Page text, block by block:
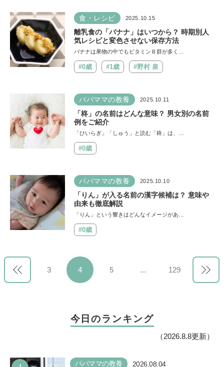
食・レシピ 2025.10.15
離乳食の「バナナ」はいつから？ 時期別人
気レシピと変色させない保存方法
バナナは果物の中でもビタミンＢ群が多く…
#0歳 #1歳 #野村 泉
パパママの教養 2025.10.11
「柊」の名前はどんな意味？ 男女別の名前
例をご紹介
「ひいらぎ」「しゅう」と読む「柊」は、…
#0歳
パパママの教養 2025.10.10
「りん」が入る名前の漢字候補は？ 意味や
由来も徹底解説
「りん」という響きはどんなイメージがあ…
#0歳
3 4 5 ... 129
今日のランキング
（2026.8.8更新）
パパママの教養 2026.08.04